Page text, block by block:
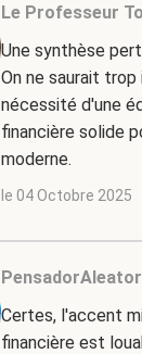
Le Professeur
Une synthèse
On ne saurait
nécessité d'une
financière solide
moderne.
le 04 Octobre 2025
Certes, l'accent
financière est